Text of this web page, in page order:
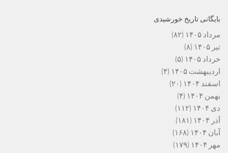
بایگانی تاریخ خورشیدی
مرداد ۱۴۰۵
(۸۲)
تیر ۱۴۰۵
(۸)
خرداد ۱۴۰۵
(۵)
اردیبهشت ۱۴۰۵
(۴)
اسفند ۱۴۰۴
(۲۰)
بهمن ۱۴۰۴
(۴)
دی ۱۴۰۴
(۱۱۲)
آذر ۱۴۰۴
(۱۸۱)
آبان ۱۴۰۴
(۱۶۸)
مهر ۱۴۰۴
(۱۷۹)